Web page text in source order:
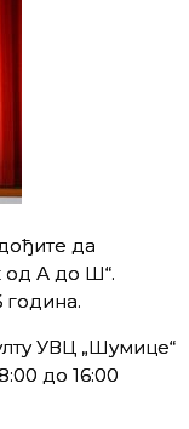
да
од А до Ш“.
година.
УВЦ „Шумице“
до 16:00